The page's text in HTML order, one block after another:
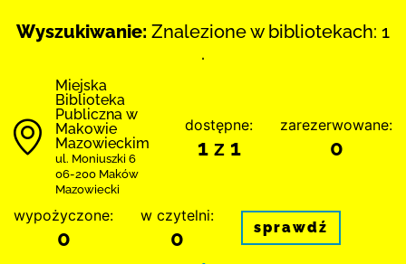
Wyszukiwanie: Znalezione w bibliotekach: 1
.
Miejska
Biblioteka
Publiczna w
Makowie
Mazowieckim
ul. Moniuszki 6
06-200 Maków
Mazowiecki
dostępne:
1 z 1
zarezerwowane:
0
wypożyczone:
0
w czytelni:
0 sprawdź